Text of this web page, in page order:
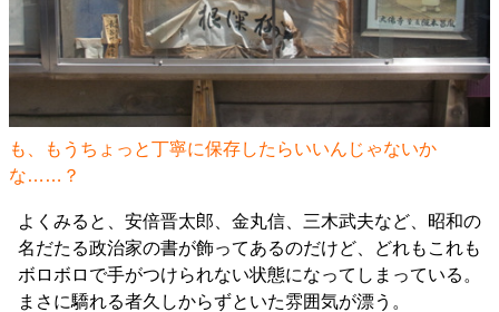
も、もうちょっと丁寧に保存したらいいんじゃないか
な……？
よくみると、安倍晋太郎、金丸信、三木武夫など、昭和の
名だたる政治家の書が飾ってあるのだけど、どれもこれも
ボロボロで手がつけられない状態になってしまっている。
まさに驕れる者久しからずといた雰囲気が漂う。